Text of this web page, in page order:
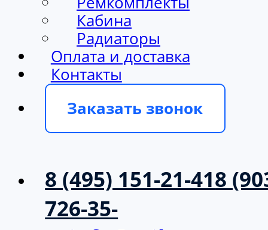
Кабина
Радиаторы
Оплата и доставка
Контакты
Заказать звонок
8 (495) 151-21-418
726-35-